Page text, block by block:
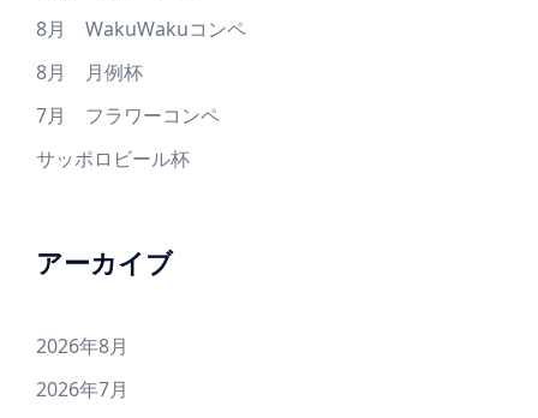
8月 WakuWakuコンペ
8月 月例杯
7月 フラワーコンペ
サッポロビール杯
アーカイブ
2026年8月
2026年7月